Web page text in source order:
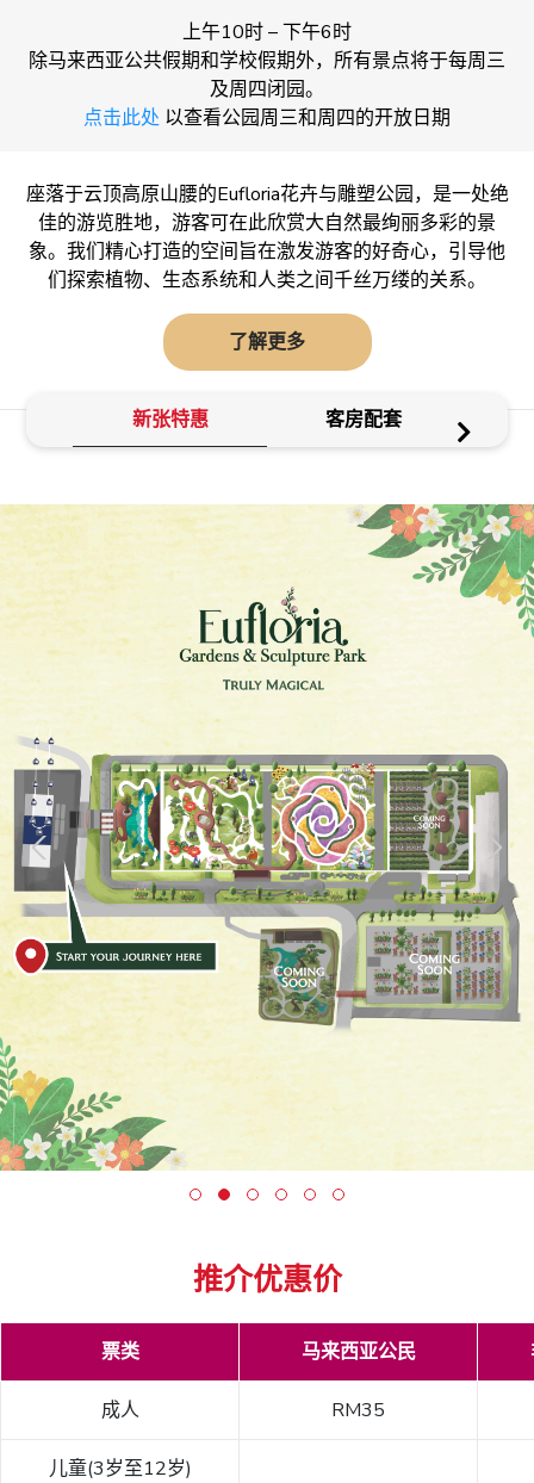
上午10时 – 下午6时
除马来西亚公共假期和学校假期外，所有景点将于每周三
及周四闭园。
点击此处 以查看公园周三和周四的开放日期
座落于云顶高原山腰的Eufloria花卉与雕塑公园，是一处绝
佳的游览胜地，游客可在此欣赏大自然最绚丽多彩的景
象。我们精心打造的空间旨在激发游客的好奇心，引导他
们探索植物、生态系统和人类之间千丝万缕的关系。
了解更多
新张特惠 客房配套
推介优惠价
票类 马来西亚公民
成人 RM35
儿童(3岁至12岁)